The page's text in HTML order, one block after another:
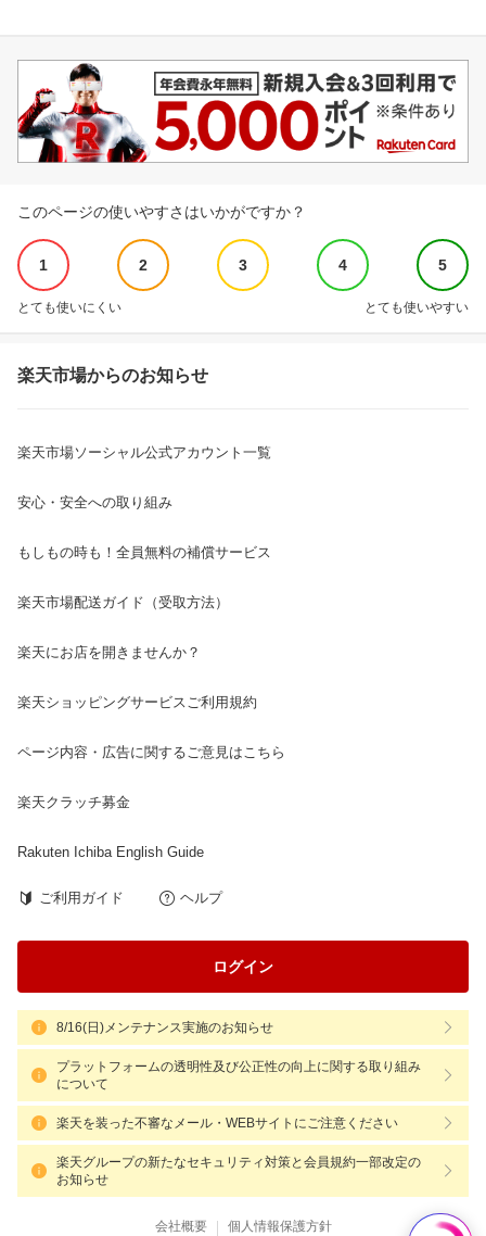
このページの使いやすさはいかがですか？
1 2 3 4 5
とても使いにくい とても使いやすい
楽天市場からのお知らせ
楽天市場ソーシャル公式アカウント一覧
安心・安全への取り組み
もしもの時も！全員無料の補償サービス
楽天市場配送ガイド（受取方法）
楽天にお店を開きませんか？
楽天ショッピングサービスご利用規約
ページ内容・広告に関するご意見はこちら
楽天クラッチ募金
Rakuten Ichiba English Guide
ご利用ガイド ヘルプ
ログイン
8/16(日)メンテナンス実施のお知らせ
プラットフォームの透明性及び公正性の向上に関する取り組み
について
楽天を装った不審なメール・WEBサイトにご注意ください
楽天グループの新たなセキュリティ対策と会員規約一部改定の
お知らせ
会社概要 | 個人情報保護方針